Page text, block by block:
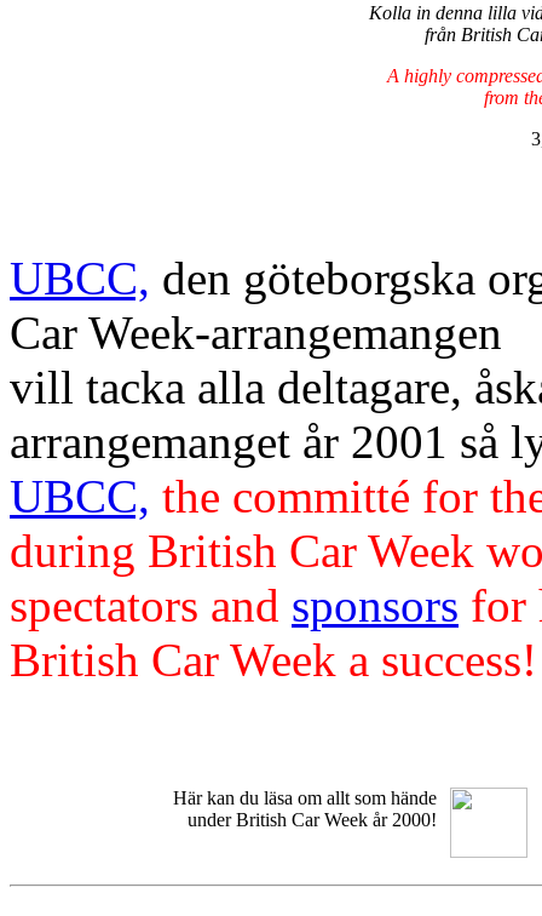
Kolla in denna lilla
från British
A highly
from
UBCC, den göteborgska
Car Week-arrangemangen
vill tacka alla deltagare,
arrangemanget år 2001 så
UBCC, the committé for
during British Car Week
spectators and sponsors for
British Car Week a success!
Här kan du läsa om allt som hände
under British Car Week år 2000!